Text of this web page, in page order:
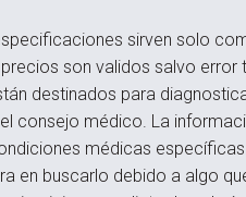
sirven solo
son validos salvo
destinados para
consejo médico. La
médicas
en buscarlo debido a algo